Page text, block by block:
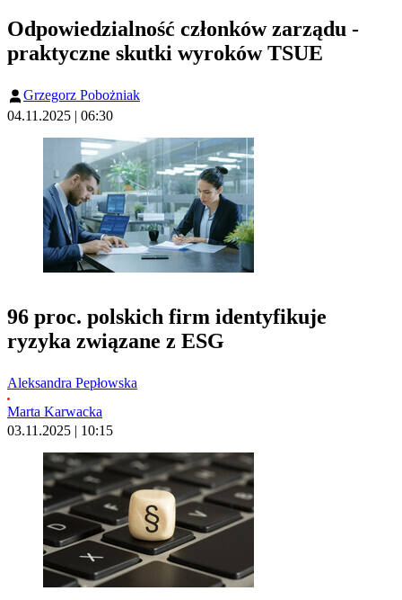
Odpowiedzialność członków zarządu -
praktyczne skutki wyroków TSUE
Grzegorz Pobożniak
04.11.2025 | 06:30
96 proc. polskich firm identyfikuje
ryzyka związane z ESG
Aleksandra Pepłowska
Marta Karwacka
03.11.2025 | 10:15